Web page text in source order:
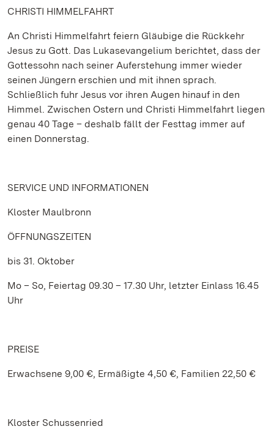
CHRISTI HIMMELFAHRT
An Christi Himmelfahrt feiern Gläubige die Rückkehr
Jesus zu Gott. Das Lukasevangelium berichtet, dass der
Gottessohn nach seiner Auferstehung immer wieder
seinen Jüngern erschien und mit ihnen sprach.
Schließlich fuhr Jesus vor ihren Augen hinauf in den
Himmel. Zwischen Ostern und Christi Himmelfahrt liegen
genau 40 Tage – deshalb fällt der Festtag immer auf
einen Donnerstag.
SERVICE UND INFORMATIONEN
Kloster Maulbronn
ÖFFNUNGSZEITEN
bis 31. Oktober
Mo – So, Feiertag 09.30 – 17.30 Uhr, letzter Einlass 16.45
Uhr
PREISE
Erwachsene 9,00 €, Ermäßigte 4,50 €, Familien 22,50 €
Kloster Schussenried